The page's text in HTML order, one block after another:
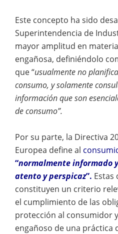
Este concepto ha sido
Superintendencia de
mayor amplitud en
engañosa, definiéndolo
que “usualmente no
consumo, y solamente
información que son
de consumo”.
Por su parte, la Directiva
Europea define al
“normalmente informado
atento y perspicaz”. Estas
constituyen un criterio
el cumplimiento de las
protección al consumidor
engañoso de una práctica